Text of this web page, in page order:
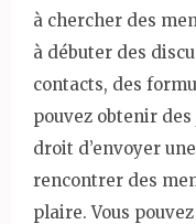
à chercher des
à débuter des
contacts, des
pouvez obtenir
droit d’envoyer
rencontrer des
plaire. Vous